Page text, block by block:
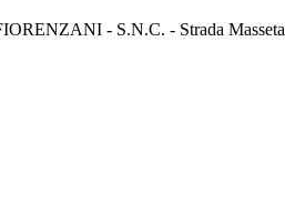
- S.N.C. - Strada